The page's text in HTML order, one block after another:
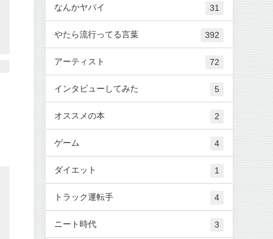
なんかヤバイ 31
やたら流行ってる言葉 392
アーティスト 72
インタビューしてみた 5
オススメの本 2
ゲーム 4
ダイエット 1
トラック運転手 4
ニート時代 3